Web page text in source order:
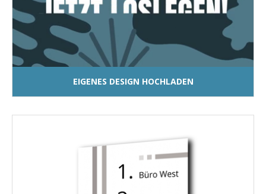
EIGENES DESIGN HOCHLADEN